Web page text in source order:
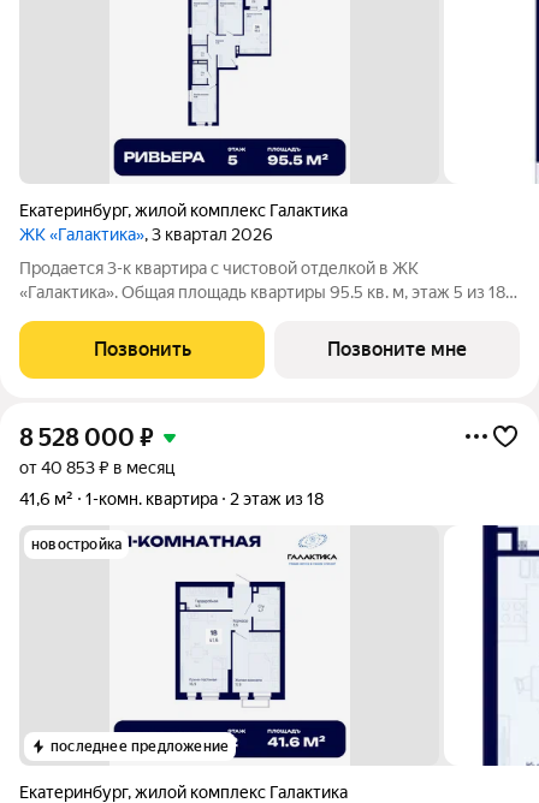
Екатеринбург,жилой комплекс Галактика
ЖК «Галактика», 3 квартал 2026
Продается 3-к квартира с чистовой отделкой в ЖК
«Галактика». Общая площадь квартиры 95.5 кв. м, этаж 5 из 18.
квартала «Космос» на проспекте Космонавтов. Это формат для
тех, кто любит городскую
Позвонить Позвоните мне
8 528 000 ₽
от 40 853 ₽ в месяц
41,6 м²
1-комн. квартира 2 этаж из 18
новостройка
последнее предложение
Екатеринбург,жилой комплекс Галактика